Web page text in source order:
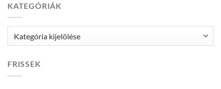
KATEGÓRIÁK
FRISSEK